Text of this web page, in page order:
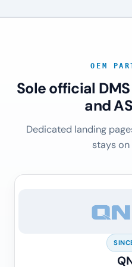
OEM
Sole official
and
Dedicated landing
stays on